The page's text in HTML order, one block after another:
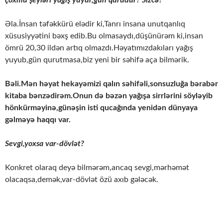
Əla.İnsan təfəkkürü elədir ki,Tanrı insana unutqanlıq
xüsusiyyətini bəxş edib.Bu olmasaydı,düşünürəm ki,insan
ömrü 20,30 ildən artıq olmazdı.Həyatımızdakıları yağış
yuyub,gün qurutmasa,biz yeni bir səhifə aça bilmərik.
Bəli.Mən həyat hekayəmizi qalın səhifəli,sonsuzluğa bərabər
kitaba bənzədirəm.Onun də bəzən yağışa sirrlərini söyləyib
hönkürməyinə,günəşin isti qucağında yenidən dünyaya
gəlməyə haqqı var.
Sevgi,yoxsa var-dövlət?
Konkret olaraq deyə bilmərəm,ancaq sevgi,mərhəmət
olacaqsa,demək,var-dövlət özü axıb gələcək.